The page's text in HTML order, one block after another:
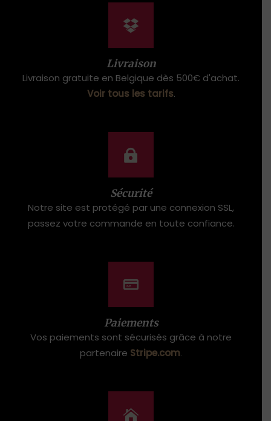
Livraison
Livraison gratuite en Belgique dès 500€ d'achat.
Voir tous les tarifs.
Sécurité
Notre site est protégé par une connexion SSL,
passez votre commande en toute confiance.
Paiements
Vos paiements sont sécurisés grâce à notre
partenaire Stripe.com.